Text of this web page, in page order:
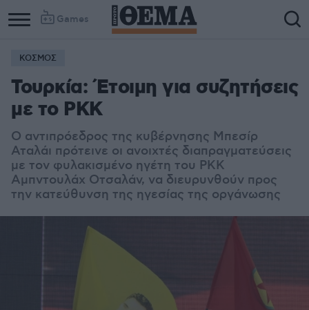
Games
ΚΟΣΜΟΣ
Τουρκία: Έτοιμη για συζητήσεις
με το PKK
Ο αντιπρόεδρος της κυβέρνησης Μπεσίρ
Αταλάι πρότεινε οι ανοιχτές διαπραγματεύσεις
με τον φυλακισμένο ηγέτη του ΡΚΚ
Αμπντουλάχ Οτσαλάν, να διευρυνθούν προς
την κατεύθυνση της ηγεσίας της οργάνωσης